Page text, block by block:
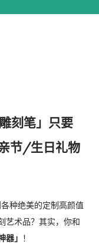
刻笔」只要
节/生日礼物
种绝美的定制高颜值
艺术品？其实，你和
器」 ！